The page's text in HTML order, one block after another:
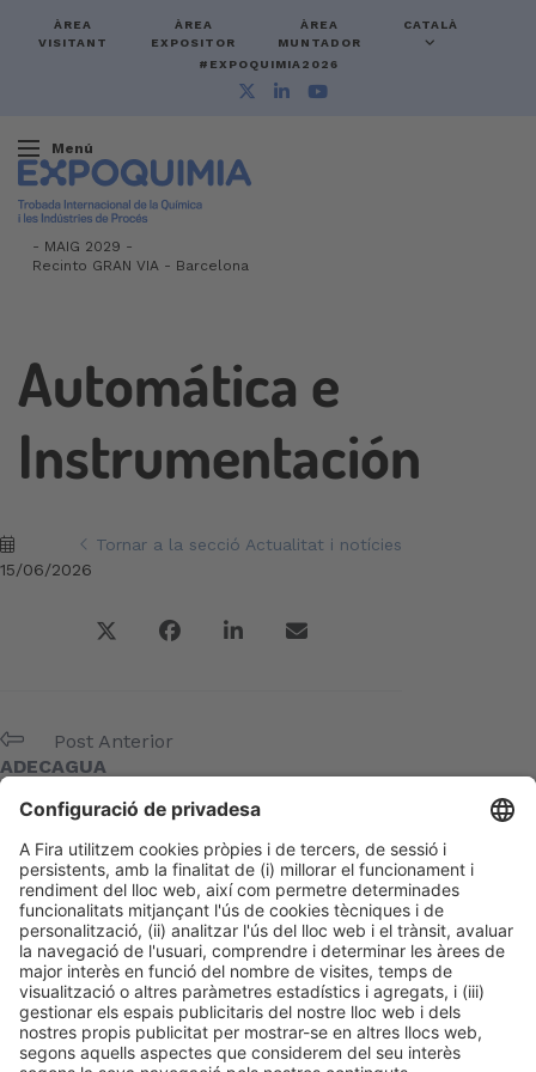
ÀREA
VISITANT
ÀREA
EXPOSITOR
ÀREA
MUNTADOR
CATALÀ
#EXPOQUIMIA2026
Menú
- MAIG 2029 -
Recinto GRAN VIA - Barcelona
Automática e
Instrumentación
Tornar a la secció Actualitat i notícies
15/06/2026
Post Anterior
ADECAGUA
Següent Post
BEQUINOR
Meta
Entra
Canal de les entrades
Canal dels comentaris
WordPress.org (en anglès)